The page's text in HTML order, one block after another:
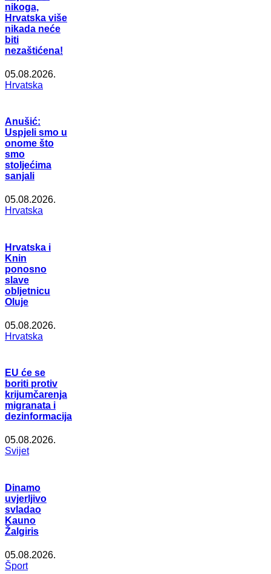
nikoga,
Hrvatska više
nikada neće
biti
nezaštićena!
05.08.2026.
Hrvatska
Anušić:
Uspjeli smo u
onome što
smo
stoljećima
sanjali
05.08.2026.
Hrvatska
Hrvatska i
Knin
ponosno
slave
obljetnicu
Oluje
05.08.2026.
Hrvatska
EU će se
boriti protiv
krijumčarenja
migranata i
dezinformacija
05.08.2026.
Svijet
Dinamo
uvjerljivo
svladao
Kauno
Žalgiris
05.08.2026.
Šport